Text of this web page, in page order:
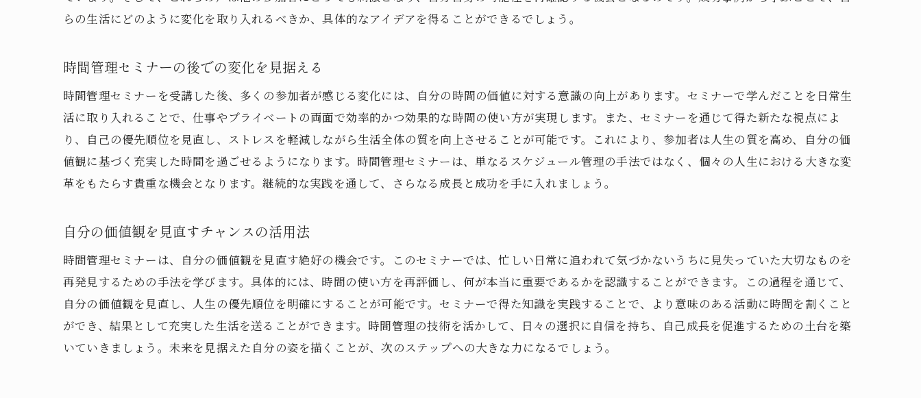
創造的プロセスを支える時間管理の技術
時間管理セミナーが提供する創造性向上の鍵
自己理解を深めるためのセミナー内容
時間管理を通じた自己価値の再確認
多様性を受け入れるための時間管理の重要性
効率的な働き方を支える時間管理スキル
時間管理セミナーが教える効率アップのコツ
プロフェッショナルに学ぶ時間管理術
スキルアップを図るためのセミナー活用法
効率的な働き方と時間管理スキルの相乗効果
らの生活にどのように変化を取り入れるべきか、具体的なアイデアを得ることができるでしょう。
時間管理セミナーの後での変化を見据える
時間管理セミナーを受講した後、多くの参加者が感じる変化には、自分の時間の価値に対する意識の向上があります。セミナーで学んだことを日常生
活に取り入れることで、仕事やプライベートの両面で効率的かつ効果的な時間の使い方が実現します。また、セミナーを通じて得た新たな視点によ
り、自己の優先順位を見直し、ストレスを軽減しながら生活全体の質を向上させることが可能です。これにより、参加者は人生の質を高め、自分の価
値観に基づく充実した時間を過ごせるようになります。時間管理セミナーは、単なるスケジュール管理の手法ではなく、個々の人生における大きな変
革をもたらす貴重な機会となります。継続的な実践を通して、さらなる成長と成功を手に入れましょう。
自分の価値観を見直すチャンスの活用法
時間管理セミナーは、自分の価値観を見直す絶好の機会です。このセミナーでは、忙しい日常に追われて気づかないうちに見失っていた大切なものを
再発見するための手法を学びます。具体的には、時間の使い方を再評価し、何が本当に重要であるかを認識することができます。この過程を通じて、
自分の価値観を見直し、人生の優先順位を明確にすることが可能です。セミナーで得た知識を実践することで、より意味のある活動に時間を割くこと
ができ、結果として充実した生活を送ることができます。時間管理の技術を活かして、日々の選択に自信を持ち、自己成長を促進するための土台を築
いていきましょう。未来を見据えた自分の姿を描くことが、次のステップへの大きな力になるでしょう。